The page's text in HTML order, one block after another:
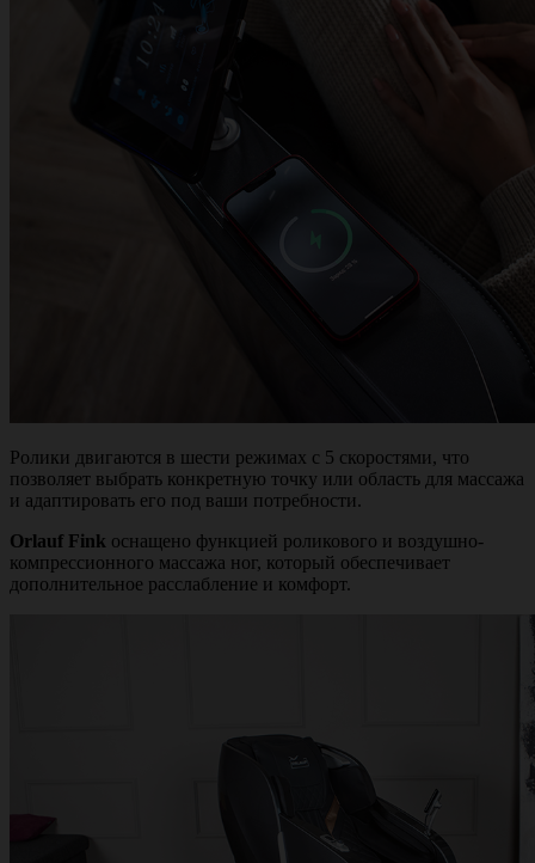
Ролики двигаются в шести режимах с 5 скоростями, что
позволяет выбрать конкретную точку или область для массажа
и адаптировать его под ваши потребности.
Orlauf Fink оснащено функцией роликового и воздушно-
компрессионного массажа ног, который обеспечивает
дополнительное расслабление и комфорт.